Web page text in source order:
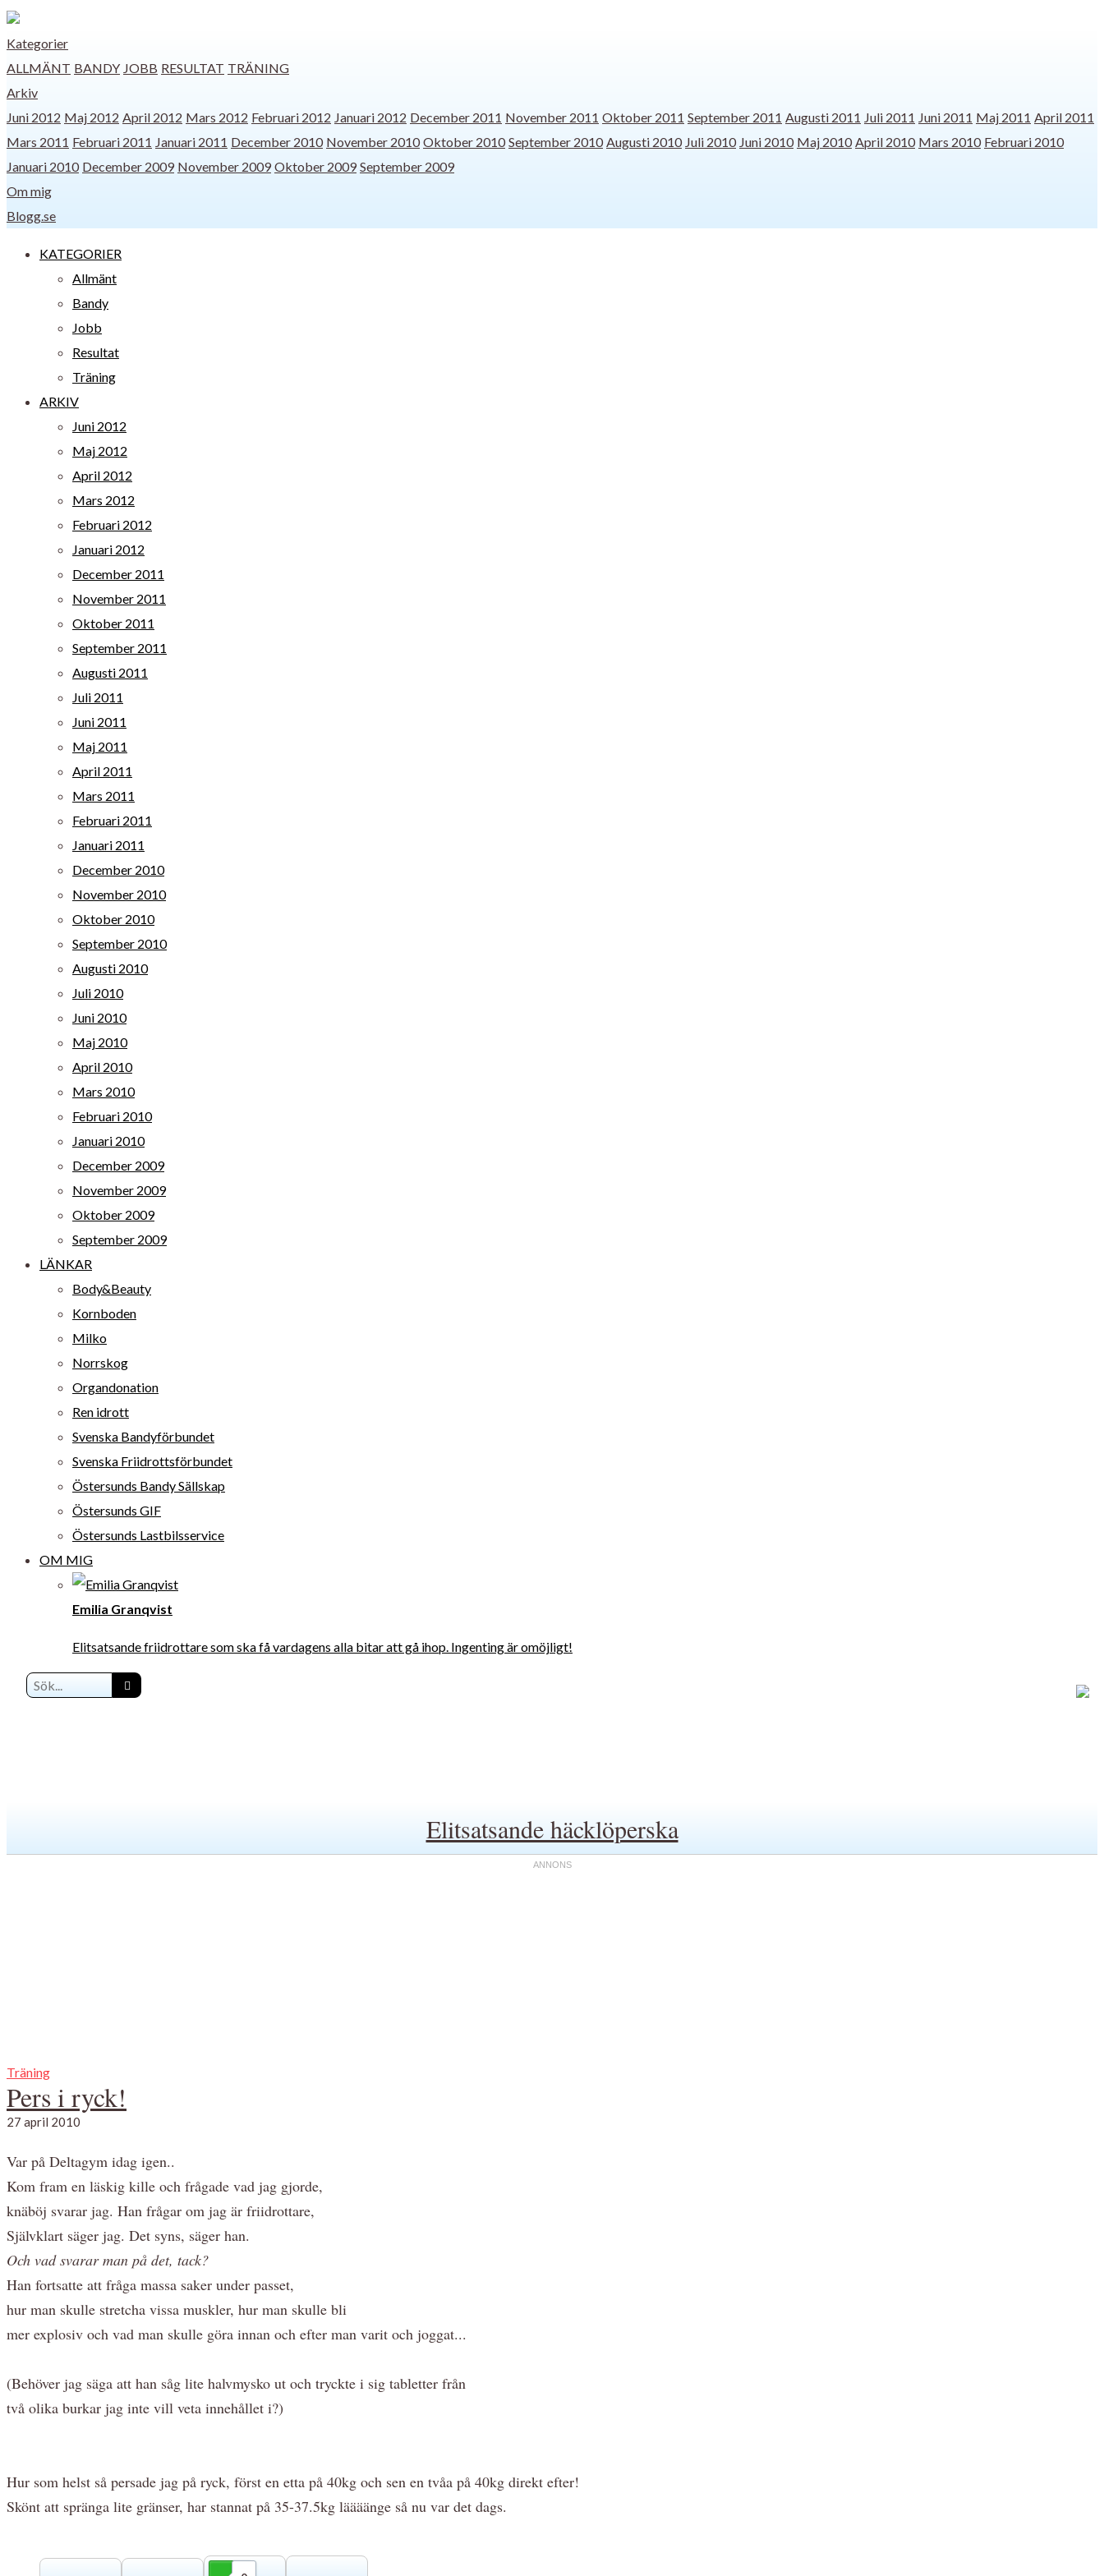
Kategorier
ALLMÄNT BANDY JOBB RESULTAT TRÄNING
Arkiv
Juni 2012 Maj 2012 April 2012 Mars 2012 Februari 2012 Januari 2012 December 2011 November 2011 Oktober 2011 September 2011 Augusti 2011 Juli 2011 Juni 2011 Maj 2011 April 2011
Mars 2011 Februari 2011 Januari 2011 December 2010 November 2010 Oktober 2010 September 2010 Augusti 2010 Juli 2010 Juni 2010 Maj 2010 April 2010 Mars 2010 Februari 2010
Januari 2010 December 2009 November 2009 Oktober 2009 September 2009
Om mig
Blogg.se
KATEGORIER
Allmänt
Bandy
Jobb
Resultat
Träning
ARKIV
Juni 2012
Maj 2012
April 2012
Mars 2012
Februari 2012
Januari 2012
December 2011
November 2011
Oktober 2011
September 2011
Augusti 2011
Juli 2011
Juni 2011
Maj 2011
April 2011
Mars 2011
Februari 2011
Januari 2011
December 2010
November 2010
Oktober 2010
September 2010
Augusti 2010
Juli 2010
Juni 2010
Maj 2010
April 2010
Mars 2010
Februari 2010
Januari 2010
December 2009
November 2009
Oktober 2009
September 2009
LÄNKAR
Body&Beauty
Kornboden
Milko
Norrskog
Organdonation
Ren idrott
Svenska Bandyförbundet
Svenska Friidrottsförbundet
Östersunds Bandy Sällskap
Östersunds GIF
Östersunds Lastbilsservice
OM MIG
Emilia Granqvist
Elitsatsande friidrottare som ska få vardagens alla bitar att gå ihop. Ingenting är omöjligt!
Elitsatsande häcklöperska
Träning
Pers i ryck!
27 april 2010
Var på Deltagym idag igen..
Kom fram en läskig kille och frågade vad jag gjorde,
knäböj svarar jag. Han frågar om jag är friidrottare,
Självklart säger jag. Det syns, säger han.
Och vad svarar man på det, tack?
Han fortsatte att fråga massa saker under passet,
hur man skulle stretcha vissa muskler, hur man skulle bli
mer explosiv och vad man skulle göra innan och efter man varit och joggat...
(Behöver jag säga att han såg lite halvmysko ut och tryckte i sig tabletter från
två olika burkar jag inte vill veta innehållet i?)
Hur som helst så persade jag på ryck, först en etta på 40kg och sen en tvåa på 40kg direkt efter!
Skönt att spränga lite gränser, har stannat på 35-37.5kg läääänge så nu var det dags.